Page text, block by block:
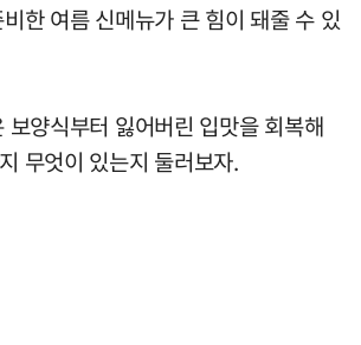
한 여름 신메뉴가 큰 힘이 돼줄 수 있
보양식부터 잃어버린 입맛을 회복해
무엇이 있는지 둘러보자.